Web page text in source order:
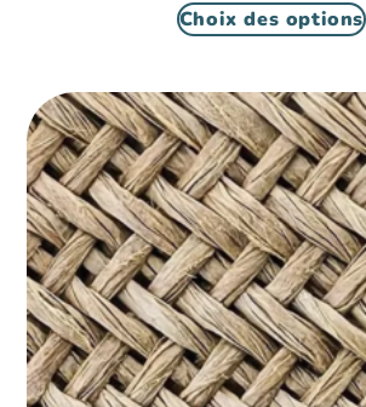
Choix des options